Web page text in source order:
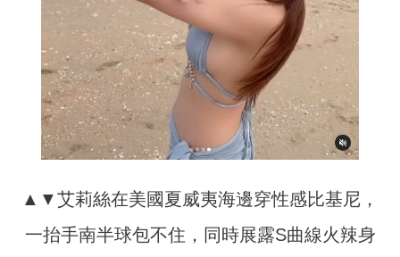
▲▼艾莉絲在美國夏威夷海邊穿性感比基尼，
一抬手南半球包不住，同時展露S曲線火辣身